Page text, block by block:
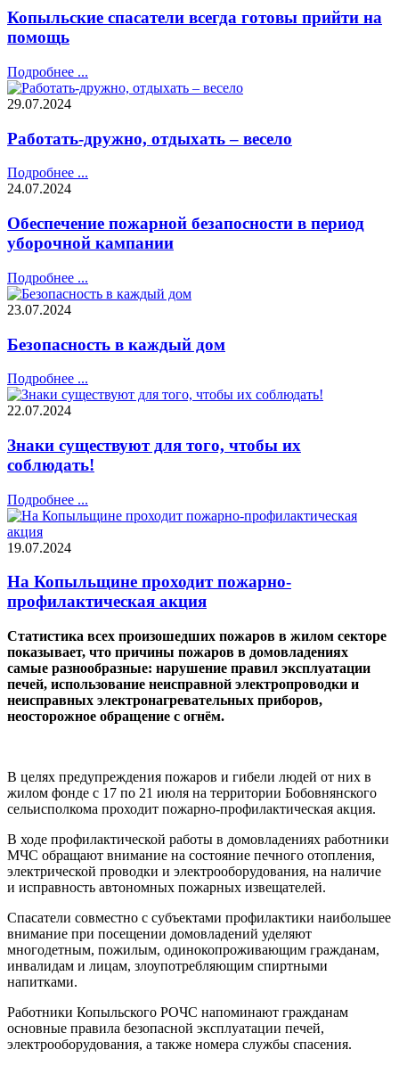
Копыльские спасатели всегда готовы прийти на
помощь
Подробнее ...
29.07.2024
Работать-дружно, отдыхать – весело
Подробнее ...
24.07.2024
Обеспечение пожарной безапосности в период
уборочной кампании
Подробнее ...
23.07.2024
Безопасность в каждый дом
Подробнее ...
22.07.2024
Знаки существуют для того, чтобы их
соблюдать!
Подробнее ...
19.07.2024
На Копыльщине проходит пожарно-
профилактическая акция
Статистика всех произошедших пожаров в жилом секторе
показывает, что причины пожаров в домовладениях
самые разнообразные: нарушение правил эксплуатации
печей, использование неисправной электропроводки и
неисправных электронагревательных приборов,
неосторожное обращение с огнём.
В целях предупреждения пожаров и гибели людей от них в
жилом фонде с 17 по 21 июля на территории Бобовнянского
сельисполкома проходит пожарно-профилактическая акция.
В ходе профилактической работы в домовладениях работники
МЧС обращают внимание на состояние печного отопления,
электрической проводки и электрооборудования, на наличие
и исправность автономных пожарных извещателей.
Спасатели совместно с субъектами профилактики наибольшее
внимание при посещении домовладений уделяют
многодетным, пожилым, одинокопроживающим гражданам,
инвалидам и лицам, злоупотребляющим спиртными
напитками.
Работники Копыльского РОЧС напоминают гражданам
основные правила безопасной эксплуатации печей,
электрооборудования, а также номера службы спасения.